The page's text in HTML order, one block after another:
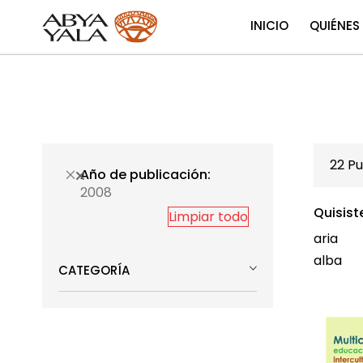
INICIO
22
aria
alba
Año de publicación
2008
Limpiar todo
CATEGORÍA